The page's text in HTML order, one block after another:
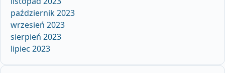
październik 2023
wrzesień 2023
sierpień 2023
lipiec 2023